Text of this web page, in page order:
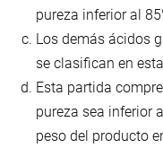
pureza inferior al
Los demás ácidos
se clasifican en
Esta partida
pureza sea inferior
peso del producto